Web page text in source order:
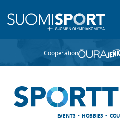
Cooperation
EVENTS • HOBBIES •